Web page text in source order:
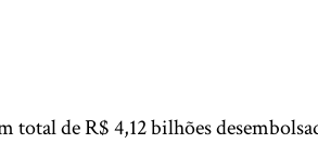
de R$ 4,12 bilhões